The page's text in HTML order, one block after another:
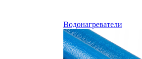
Водонагреватели